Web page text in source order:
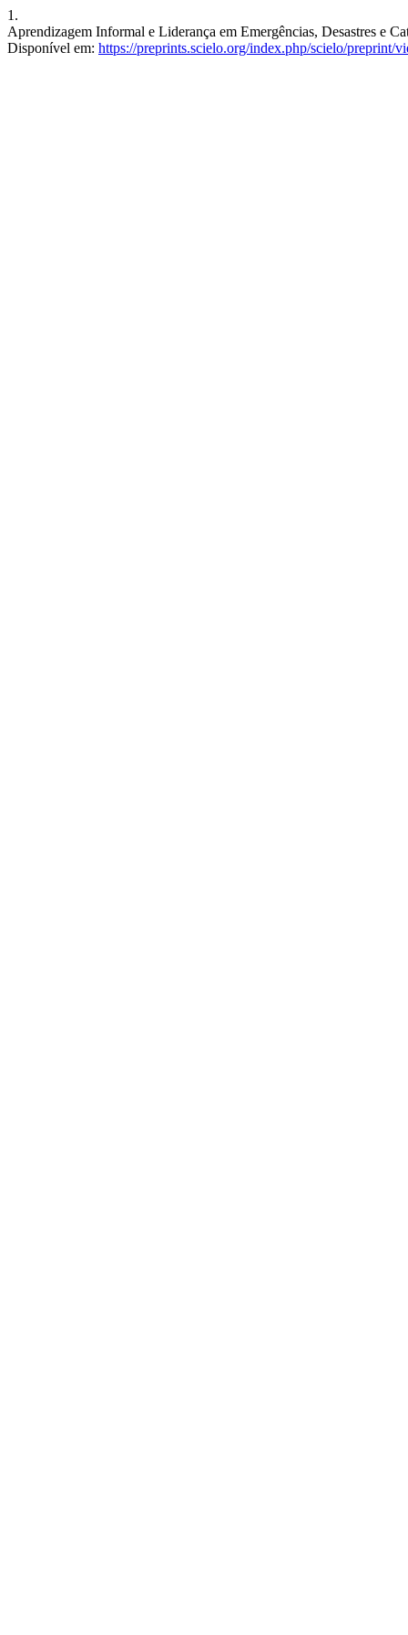
1.
Aprendizagem Informal e Liderança em Emergências, Desastres e
Disponível em: https://preprints.scielo.org/index.php/scielo/preprint/